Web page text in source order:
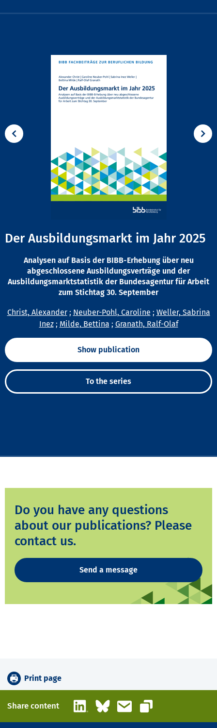
Der Ausbildungsmarkt im Jahr 2025
Analysen auf Basis der BIBB-Erhebung über neu
abgeschlossene Ausbildungsverträge und der
Ausbildungsmarktstatistik der Bundesagentur für Arbeit
zum Stichtag 30. September
Christ, Alexander; Neuber-Pohl, Caroline ; Weller, Sabrina
Inez; Milde, Bettina ; Granath, Ralf-Olaf
Show publication
To the series
Do you have any questions
about our publications? Please
contact us.
Send a message
Print page
Share content LinkedInBlueskyEmail
Copy link